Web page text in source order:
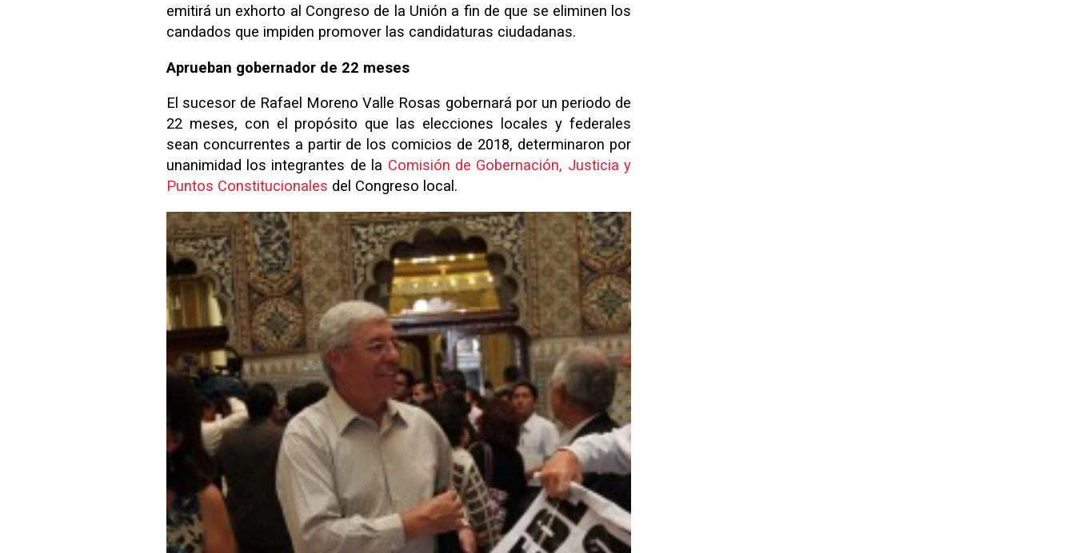
emitirá un exhorto al Congreso de la Unión a fin de que se eliminen los
candados que impiden promover las candidaturas ciudadanas.
Aprueban gobernador de 22 meses
El sucesor de Rafael Moreno Valle Rosas gobernará por un periodo de
22 meses, con el propósito que las elecciones locales y federales
sean concurrentes a partir de los comicios de 2018, determinaron por
unanimidad los integrantes de la Comisión de Gobernación, Justicia y
Puntos Constitucionales del Congreso local.